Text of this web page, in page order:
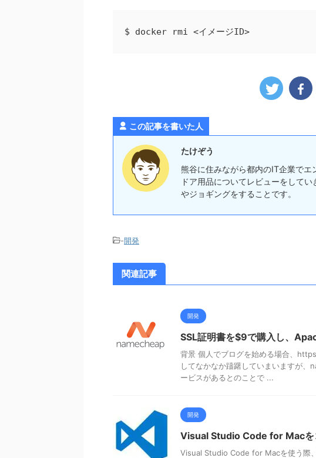
$ docker rmi <イメージID>
この記事を書いた人
たけぞう
熊谷に住みながら都内のIT企業でエ
ドア用品についてレビューをして
やジョギングをすることです。
-開発
関連記事
開発
SSL証明書を$9で購入し、
背景 個人でブログを始める場合、
してなかなか躊躇していまいますが
ービスがあるとのことで ...
開発
Visual Studio Code for Macを
Visual Studio Code for Macを使う際